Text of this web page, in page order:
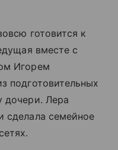
готовится к
вместе с
Игорем
подготовительных
дочери. Лера
сделала семейное